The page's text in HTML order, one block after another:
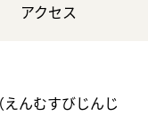
アクセス
んむすびじんじ